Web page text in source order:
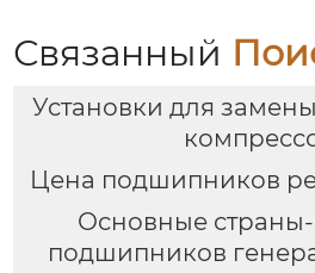
Связанный
Установки для
Цена подшипников
Основные страны-
подшипников